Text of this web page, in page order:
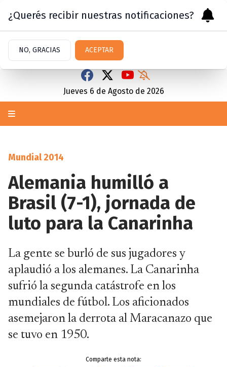
Jueves 6 de Agosto de 2026
Mundial 2014
Alemania humilló a
Brasil (7-1), jornada de
luto para la Canarinha
La gente se burló de sus jugadores y
aplaudió a los alemanes. La Canarinha
sufrió la segunda catástrofe en los
mundiales de fútbol. Los aficionados
asemejaron la derrota al Maracanazo que
se tuvo en 1950.
Comparte esta nota:
¿Querés recibir nuestras notificaciones?
NO, GRACIAS ACEPTAR